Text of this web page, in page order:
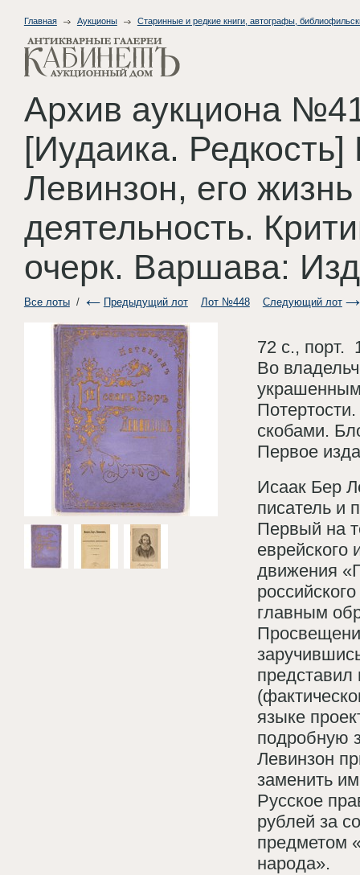
Главная Аукционы Старинные и редкие книги, автографы,
Архив аукциона
[Иудаика.
Левинзон, его
деятельность.
очерк. Варшава:
Все лоты/ Предыдущий лот Лот №448 Следующий лот
72 с., порт.
Во
скобами.
Первое
Исаак Бер
писатель и
Первый на
еврейского
движения
главным
представил
языке
подробную
Левинзон
заменить
Русское
рублей за
предметом
народа».